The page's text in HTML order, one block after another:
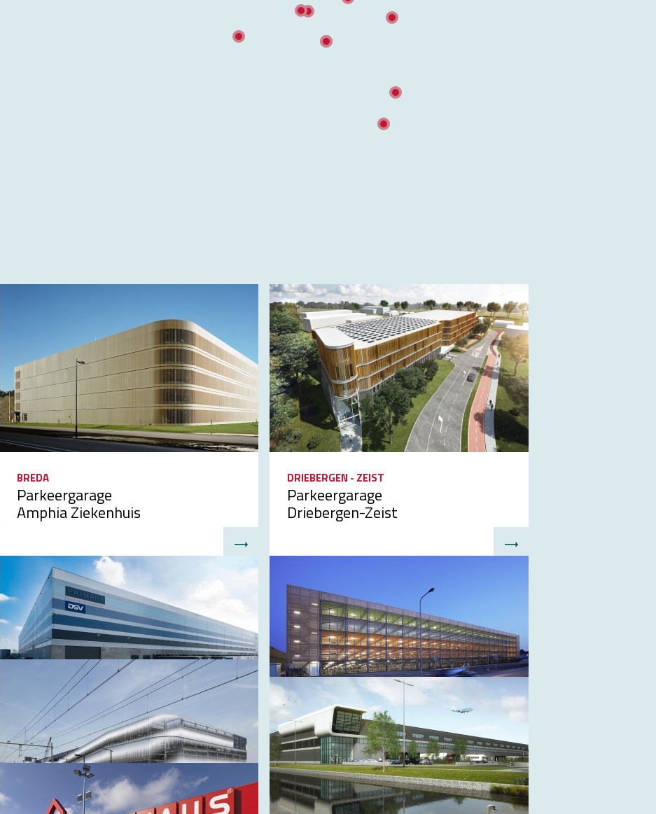
BREDA
Parkeergarage
Amphia Ziekenhuis
DRIEBERGEN - ZEIST
Parkeergarage
Driebergen-Zeist
ROOSENDAAL
Primark Roosendaal
ROERMOND
Parkeergarage
Designer Outlet
Roermond